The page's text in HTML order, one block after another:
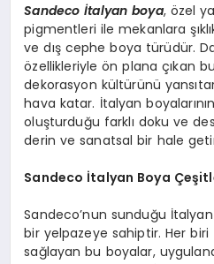
Sandeco İtalyan boya, özel
pigmentleri ile mekanlara
ve dış cephe boya türüdür.
özellikleriyle ön plana çıkan
dekorasyon kültürünü
hava katar. İtalyan
oluşturduğu farklı doku ve
derin ve sanatsal bir hale
Sandeco İtalyan Boya
Sandeco’nun sunduğu
bir yelpazeye sahiptir. Her biri
sağlayan bu boyalar,